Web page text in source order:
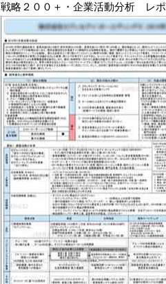
戦略２００＋・企業活動分析 レ